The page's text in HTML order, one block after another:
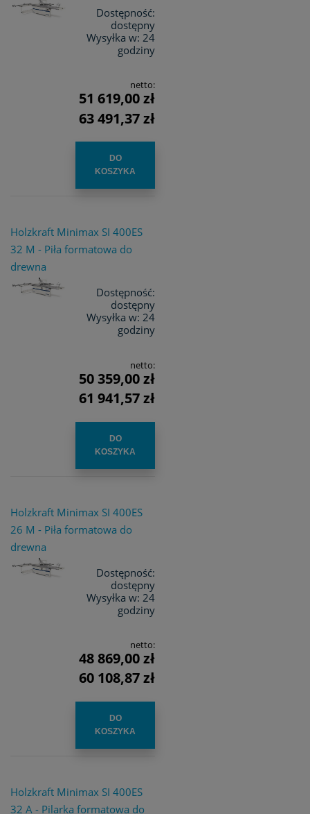
Dostępność:
dostępny
Wysyłka w: 24
godziny
netto:
51 619,00 zł
63 491,37 zł
DO
KOSZYKA
Holzkraft Minimax SI 400ES
32 M - Piła formatowa do
drewna
Dostępność:
dostępny
Wysyłka w: 24
godziny
netto:
50 359,00 zł
61 941,57 zł
DO
KOSZYKA
Holzkraft Minimax SI 400ES
26 M - Piła formatowa do
drewna
Dostępność:
dostępny
Wysyłka w: 24
godziny
netto:
48 869,00 zł
60 108,87 zł
DO
KOSZYKA
Holzkraft Minimax SI 400ES
32 A - Pilarka formatowa do